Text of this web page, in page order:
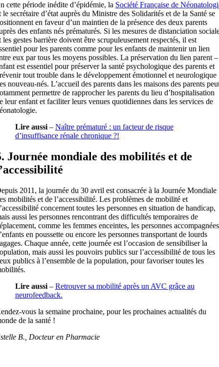
cette période inédite d’épidémie, la Société Française de
le secrétaire d’état auprès du Ministre des Solidarités et de la Santé se
en faveur d’un maintien de la présence des deux parents
des enfants nés prématurés. Si les mesures de distanciation
les gestes barrière doivent être scrupuleusement respectés, il est
pour les parents comme pour les enfants de maintenir un lien
eux par tous les moyens possibles. La préservation du lien parent –
est essentiel pour préserver la santé psychologique des parents et
tout trouble dans le développement émotionnel et neurologique
nouveau-nés. L’accueil des parents dans les maisons des parents
permettre de rapprocher les parents du lieu d’hospitalisation
leur enfant et faciliter leurs venues quotidiennes dans les services de
Lire aussi– Naître prématuré : un facteur de risque
d’insuffisance rénale chronique ?!
Journée mondiale des mobilités et de
2011, la journée du 30 avril est consacrée à la Journée Mondiale
mobilités et de l’accessibilité. Les problèmes de mobilité et
concernent toutes les personnes en situation de handicap,
aussi les personnes rencontrant des difficultés temporaires de
comme les femmes enceintes, les personnes accompagnées
en poussette ou encore les personnes transportant de lourds
Chaque année, cette journée est l’occasion de sensibiliser la
mais aussi les pouvoirs publics sur l’accessibilité de tous les
publics à l’ensemble de la population, pour favoriser toutes les
Lire aussi– Retrouver sa mobilité après un AVC grâce au
neurofeedback.
vous la semaine prochaine, pour les prochaines actualités du
de la santé !
B., Docteur en Pharmacie